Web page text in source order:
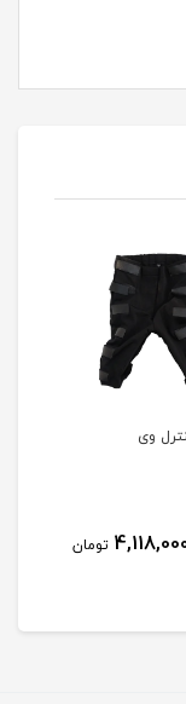
وی
تومان